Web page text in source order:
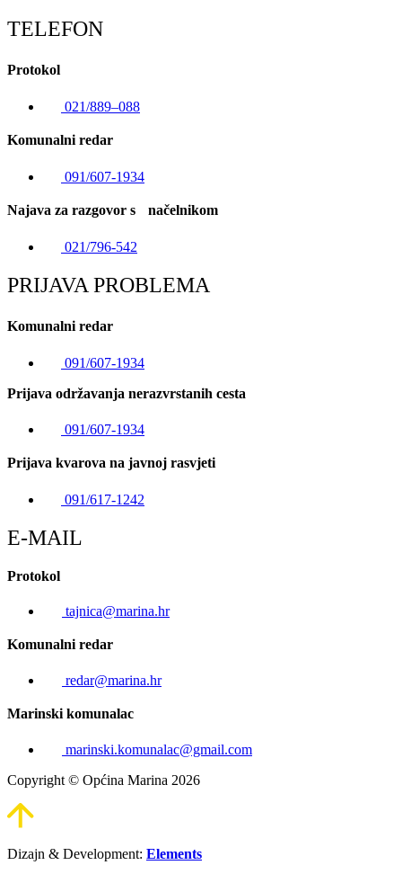
TELEFON
Protokol
021/889–088
Komunalni redar
091/607-1934
Najava za razgovor s načelnikom
021/796-542
PRIJAVA PROBLEMA
Komunalni redar
091/607-1934
Prijava održavanja nerazvrstanih cesta
091/607-1934
Prijava kvarova na javnoj rasvjeti
091/617-1242
E-MAIL
Protokol
tajnica@marina.hr
Komunalni redar
redar@marina.hr
Marinski komunalac
marinski.komunalac@gmail.com
Copyright © Općina Marina 2026
Dizajn & Development: Elements